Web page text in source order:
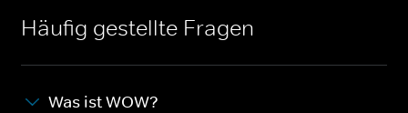
Häufig gestellte Fragen
Was ist WOW?